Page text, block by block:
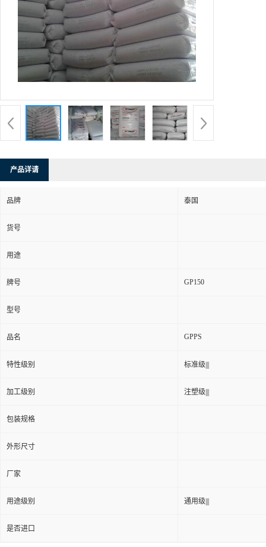
产品详请
品牌 泰国
货号
用途
牌号 GP150
型号
品名 GPPS
特性级别 标准级|||
加工级别 注塑级|||
包装规格
外形尺寸
厂家
用途级别 通用级|||
是否进口